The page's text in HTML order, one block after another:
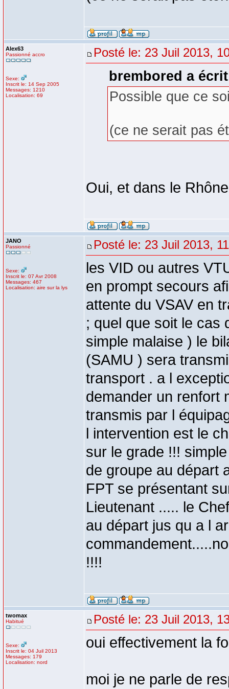
Alex63
Passionné accro
Sexe:
Inscrit le: 14 Sep 2005
Messages: 1210
Localisation: 69
Posté le: 23 Juil 2013,
brembored a
Possible que ce
(ce ne serait pas
Oui, et dans le
JANO
Passionné
Sexe:
Inscrit le: 07 Avr 2008
Messages: 467
Localisation: aire sur la lys
Posté le: 23 Juil 2013,
les VID ou autres
en prompt secours
attente du VSAV en
; quel que soit le cas
simple malaise ) le
(SAMU ) sera
transport . a l
demander un renfort
transmis par l
l intervention est le
sur le grade !!!
de groupe au départ
FPT se présentant
Lieutenant ..... le
au départ jus qu a l
!!!!
twomax
Habitué
Sexe:
Inscrit le: 04 Juil 2013
Messages: 179
Localisation: nord
Posté le: 23 Juil 2013,
oui effectivement la
moi je ne parle de